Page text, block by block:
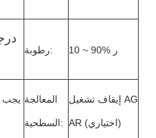
رطوبة: 10 ~ 90% ر
المعالجة
السطحية:
إيقاف تشغيل AG
AR (اختياري)